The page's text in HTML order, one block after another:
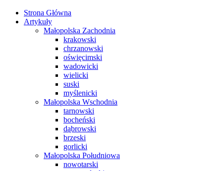
Strona Główna
Artykuły
Małopolska Zachodnia
krakowski
chrzanowski
oświęcimski
wadowicki
wielicki
suski
myślenicki
Małopolska Wschodnia
tarnowski
bocheński
dąbrowski
brzeski
gorlicki
Małopolska Południowa
nowotarski